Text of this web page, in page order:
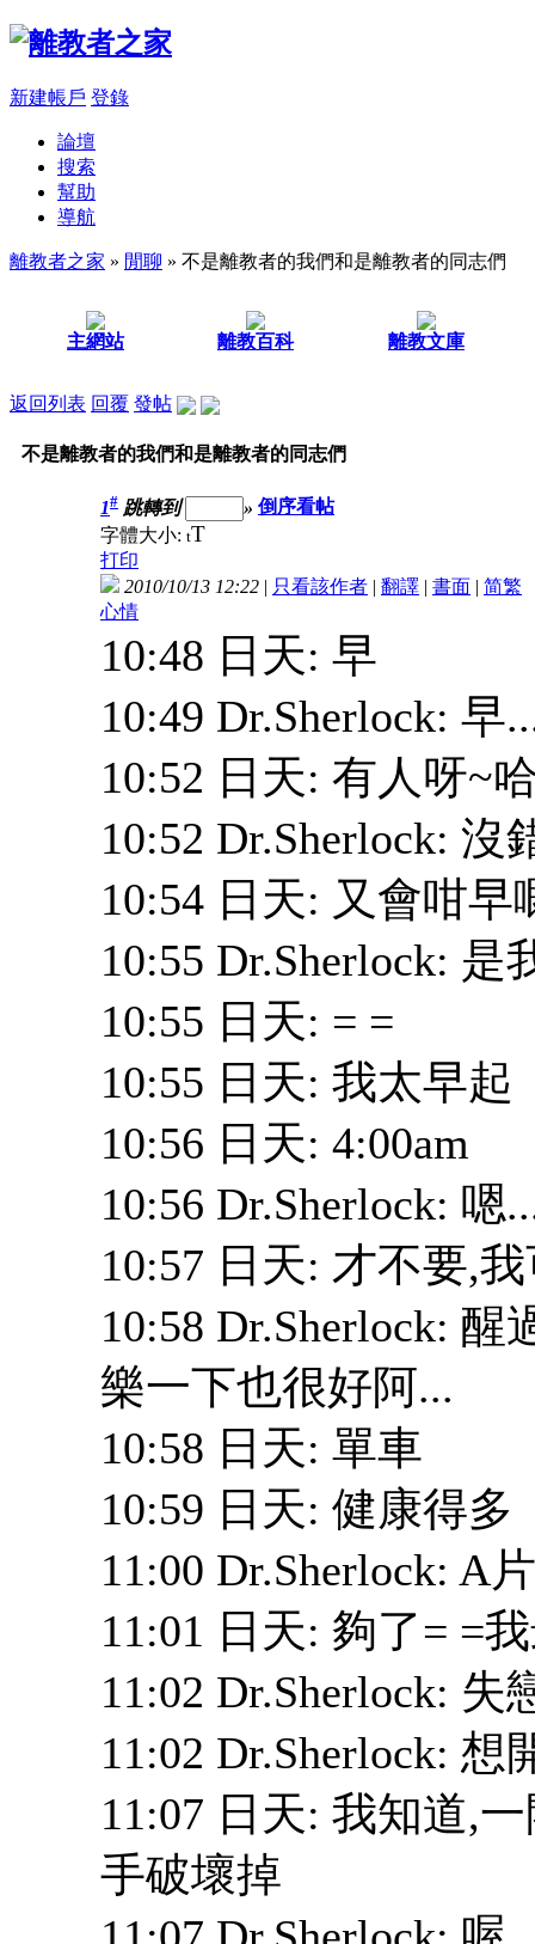
新建帳戶 登錄
論壇
搜索
幫助
導航
離教者之家 » 閒聊 » 不是離教者的我們和是離教者的同志們
主網站 離教百科 離教文庫
返回列表 回覆 發帖
不是離教者的我們和是離教者的同志們
1# 跳轉到 » 倒序看帖
字體大小: tT
打印
2010/10/13 12:22 | 只看該作者 | 翻譯 | 書面 | 简繁
心情
10:48 日天: 早
10:49 Dr.Sherlock: 早
10:52 日天: 有人呀~
10:52 Dr.Sherlock: 沒
10:54 日天: 又會咁早
10:55 Dr.Sherlock: 是
10:55 日天: = =
10:55 日天: 我太早起
10:56 日天: 4:00am
10:56 Dr.Sherlock: 嗯
10:57 日天: 才不要,
10:58 Dr.Sherlock:
樂一下也很好阿...
10:58 日天: 單車
10:59 日天: 健康得多
11:00 Dr.Sherlock: A
11:01 日天: 夠了= =
11:02 Dr.Sherlock:
11:02 Dr.Sherlock:
11:07 日天: 我知道,
手破壞掉